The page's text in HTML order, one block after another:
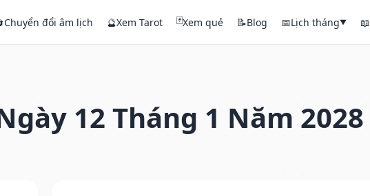
Chuyển đổi âm lịch 🔮Xem Tarot 🃏Xem quẻ 📝Blog 📅Lịch tháng▼ 📖
12 Tháng 1 Năm 2028